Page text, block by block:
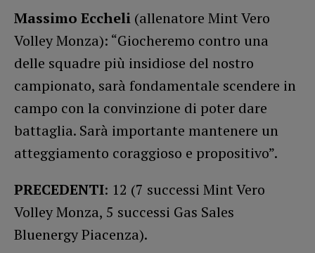
Massimo Eccheli (allenatore Mint Vero
Volley Monza): “Giocheremo contro una
delle squadre più insidiose del nostro
campionato, sarà fondamentale scendere in
campo con la convinzione di poter dare
battaglia. Sarà importante mantenere un
atteggiamento coraggioso e propositivo”.
PRECEDENTI: 12 (7 successi Mint Vero
Volley Monza, 5 successi Gas Sales
Bluenergy Piacenza).